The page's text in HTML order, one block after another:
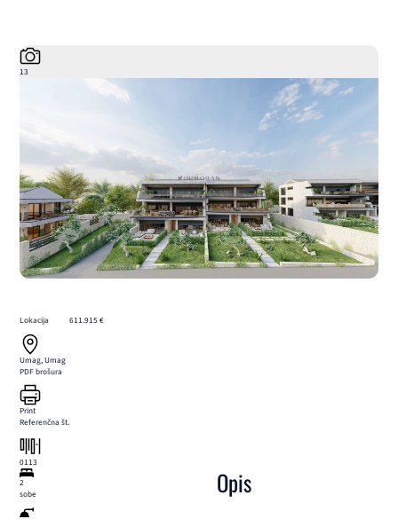
13
Lokacija
Umag, Umag
PDF brošura
Print
Referenčna št.
0113
611.915 €
2
sobe
Opis